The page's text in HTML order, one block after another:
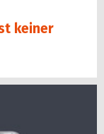
keiner